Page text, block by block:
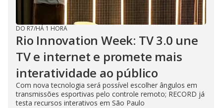
DO R7/HÁ 1 HORA
Rio Innovation Week: TV 3.0 une
TV e internet e promete mais
interatividade ao público
Com nova tecnologia será possível escolher ângulos em
transmissões esportivas pelo controle remoto; RECORD já
testa recursos interativos em São Paulo